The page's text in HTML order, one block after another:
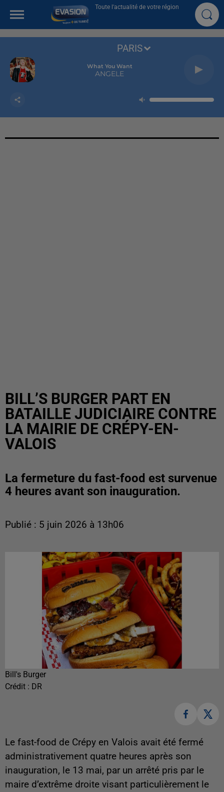
Toute l'actualité de votre région
What You Want
ANGELE
PARIS
BILL’S BURGER PART EN
BATAILLE JUDICIAIRE CONTRE
LA MAIRIE DE CRÉPY-EN-
VALOIS
La fermeture du fast-food est survenue
4 heures avant son inauguration.
Publié : 5 juin 2026 à 13h06
Bill's Burger
Crédit : DR
Le fast-food de Crépy en Valois avait été fermé
administrativement quatre heures après son
inauguration, le 13 mai, par un arrêté pris par le
maire d’extrême droite visant particulièrement le